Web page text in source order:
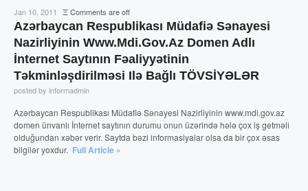
Jan 10, 2011 ΞComments are off
Azərbaycan Respublikası Müdafiə Sənayesi
Nazirliyinin Www.mdi.gov.az Domen Adlı
İnternet Saytının Fəaliyyətinin
Təkminləşdirilməsi Ilə Bağlı TÖVSİYƏLƏR
posted by informadmin
Azərbaycan Respublikası Müdafiə Sənayesi Nazirliyinin www.mdi.gov.az
domen ünvanlı İnternet saytının durumu onun üzərində hələ çox iş getməli
olduğundan xəbər verir. Saytda bəzi informasiyalar olsa da bir çox əsas
bilgilər yoxdur. Full Article »